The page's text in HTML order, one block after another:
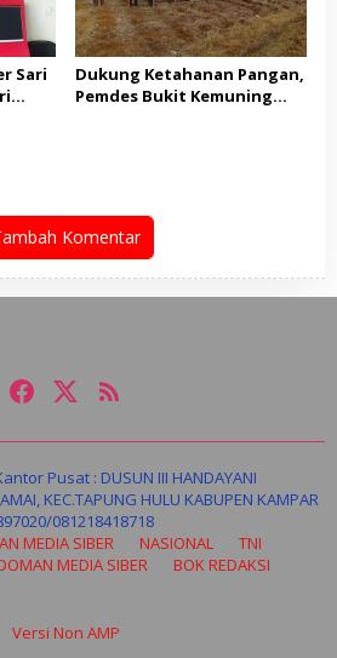
Sari
Dukung Ketahanan Pangan,
Pemdes Bukit Kemuning
Komentar
Pusat : DUSUN III HANDAYANI
KEC.TAPUNG HULU KABUPEN KAMPAR
081218418718
MEDIA SIBER NASIONAL
TNI
MEDIA SIBER
BOK REDAKSI
Versi Non AMP